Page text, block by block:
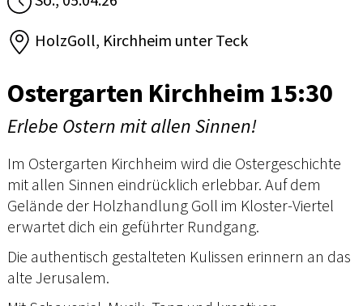
HolzGoll, Kirchheim unter Teck
Ostergarten Kirchheim 15:30
Erlebe Ostern mit allen Sinnen!
Im Ostergarten Kirchheim wird die Ostergeschichte
mit allen Sinnen eindrücklich erlebbar. Auf dem
Gelände der Holzhandlung Goll im Kloster-Viertel
erwartet dich ein geführter Rundgang.
Die authentisch gestalteten Kulissen erinnern an das
alte Jerusalem.